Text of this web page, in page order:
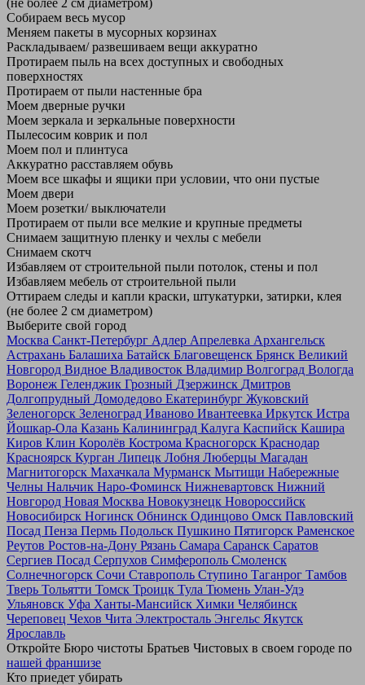
(не более 2 см диаметром)
Собираем весь мусор
Меняем пакеты в мусорных корзинах
Раскладываем/ развешиваем вещи аккуратно
Протираем пыль на всех доступных и свободных
поверхностях
Протираем от пыли настенные бра
Моем дверные ручки
Моем зеркала и зеркальные поверхности
Пылесосим коврик и пол
Моем пол и плинтуса
Аккуратно расставляем обувь
Моем все шкафы и ящики при условии, что они пустые
Моем двери
Моем розетки/ выключатели
Протираем от пыли все мелкие и крупные предметы
Снимаем защитную пленку и чехлы с мебели
Снимаем скотч
Избавляем от строительной пыли потолок, стены и пол
Избавляем мебель от строительной пыли
Оттираем следы и капли краски, штукатурки, затирки, клея
(не более 2 см диаметром)
Выберите свой город
Москва Санкт-Петербург Адлер Апрелевка Архангельск
Астрахань Балашиха Батайск Благовещенск Брянск Великий
Новгород Видное Владивосток Владимир Волгоград Вологда
Воронеж Геленджик Грозный Дзержинск Дмитров
Долгопрудный Домодедово Екатеринбург Жуковский
Зеленогорск Зеленоград Иваново Ивантеевка Иркутск Истра
Йошкар-Ола Казань Калининград Калуга Каспийск Кашира
Киров Клин Королёв Кострома Красногорск Краснодар
Красноярск Курган Липецк Лобня Люберцы Магадан
Магнитогорск Махачкала Мурманск Мытищи Набережные
Челны Нальчик Наро-Фоминск Нижневартовск Нижний
Новгород Новая Москва Новокузнецк Новороссийск
Новосибирск Ногинск Обнинск Одинцово Омск Павловский
Посад Пенза Пермь Подольск Пушкино Пятигорск Раменское
Реутов Ростов-на-Дону Рязань Самара Саранск Саратов
Сергиев Посад Серпухов Симферополь Смоленск
Солнечногорск Сочи Ставрополь Ступино Таганрог Тамбов
Тверь Тольятти Томск Троицк Тула Тюмень Улан-Удэ
Ульяновск Уфа Ханты-Мансийск Химки Челябинск
Череповец Чехов Чита Электросталь Энгельс Якутск
Ярославль
Откройте Бюро чистоты Братьев Чистовых в своем городе по
нашей франшизе
Кто приедет убирать